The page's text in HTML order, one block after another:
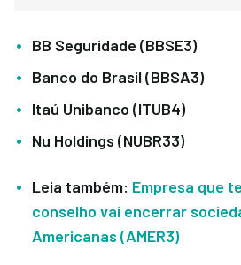
BB Seguridade (BBSE3)
Banco do Brasil (BBSA3)
Itaú Unibanco (ITUB4)
Nu Holdings (NUBR33)
Leia também: Empresa que
conselho vai encerrar
Americanas (AMER3)